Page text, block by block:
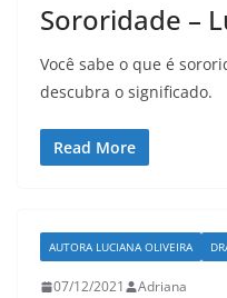
Sororidade –
Você sabe o que é
descubra o significado.
Read More
AUTORA LUCIANA OLIVEIRA
07/12/2021 Adriana